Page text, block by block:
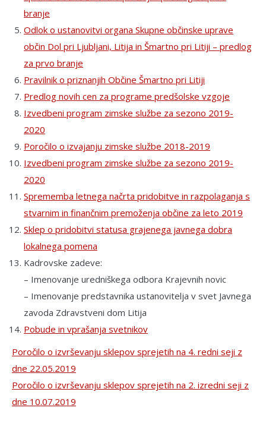
branje
Odlok o ustanovitvi organa Skupne občinske uprave
občin Dol pri Ljubljani, Litija in Šmartno pri Litiji – predlog
za prvo branje
Pravilnik o priznanjih Občine Šmartno pri Litiji
Predlog novih cen za programe predšolske vzgoje
Izvedbeni program zimske službe za sezono 2019-
2020
Poročilo o izvajanju zimske službe 2018-2019
Izvedbeni program zimske službe za sezono 2019-
2020
Sprememba letnega načrta pridobitve in razpolaganja s
stvarnim in finančnim premoženja občine za leto 2019
Sklep o pridobitvi statusa grajenega javnega dobra
lokalnega pomena
Kadrovske zadeve:
– Imenovanje uredniškega odbora Krajevnih novic
– Imenovanje predstavnika ustanovitelja v svet Javnega
zavoda Zdravstveni dom Litija
Pobude in vprašanja svetnikov
Poročilo o izvrševanju sklepov sprejetih na 4. redni seji z
dne 22.05.2019
Poročilo o izvrševanju sklepov sprejetih na 2. izredni seji z
dne 10.07.2019